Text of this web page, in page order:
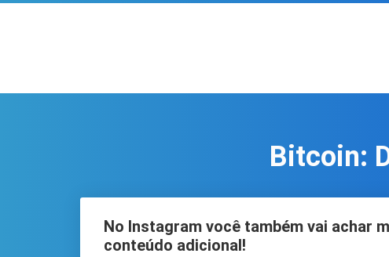
Bitcoin:
No Instagram você também vai achar
conteúdo adicional!